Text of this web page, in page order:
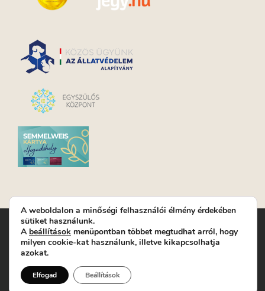
Turay Ida Színház Közhasznú Nonprofit Kft. | Működési
helyszín: Turay Ida Színház 1089 Budapest, Kálvária tér 6. |
Levelezési cím: 1089 Budapest, Kálvária tér 14. | Titkárság:
Jegyrendelés: +36-70/607-2620
A weboldalon a minőségi felhasználói élmény érdekében
sütiket használunk.
A beállítások menüpontban többet megtudhat arról, hogy
milyen cookie-kat használunk, illetve kikapcsolhatja
azokat.
Elfogad Beállítások